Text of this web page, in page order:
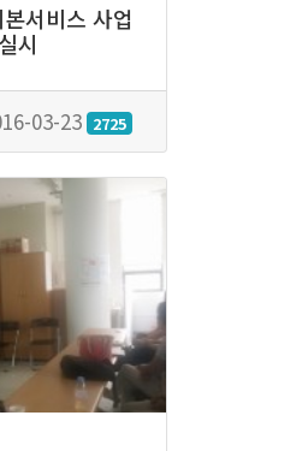
서비스 사업
시
03-23 2725